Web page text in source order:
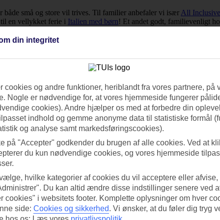
små og store vil trives. Til familier anbefaler vi især All Inclusive
en vellykket ferie i Italien med børn! Et andet godt, familievenligt
på hotellet. All Inclusive kan tilkøbes mod ekstra betaling.
hoteller på Sicilien, der kun er for voksne. Sicilien er dog
laveste til højeste pris på de datoer, du er interesseret i. Du kan
din integritet
cookies og andre funktioner, heriblandt fra vores partnere, på
Nogle er nødvendige for, at vores hjemmeside fungerer
cookies). Andre hjælper os med at forbedre din
indhold og gemme anonyme data til statistiske formål
og analyse samt markedsføringscookies).
på "Accepter" godkender du brugen af alle cookies. Ved at
du kun nødvendige cookies, og vores hjemmeside
hvilke kategorier af cookies du vil acceptere eller afvise,
Du kan altid ændre disse indstillinger senere ved
cookies" i websitets footer. Komplette oplysninger om hver
side: Cookies og sikkerhed. Vi ønsker, at du føler dig tryg